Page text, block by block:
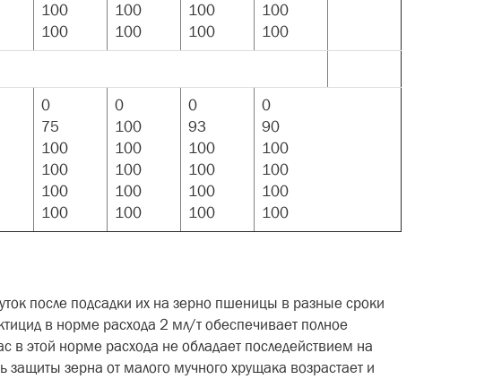
100
100
100
100
100
100
100
100
0
75
100
100
100
100
0
100
100
100
100
100
0
93
100
100
100
100
0
90
100
100
100
100
после подсадки их на зерно пшеницы в разные сроки
в норме расхода 2 мл/т обеспечивает полное
в этой норме расхода не обладает последействием на
зерна от малого мучного хрущака возрастает и